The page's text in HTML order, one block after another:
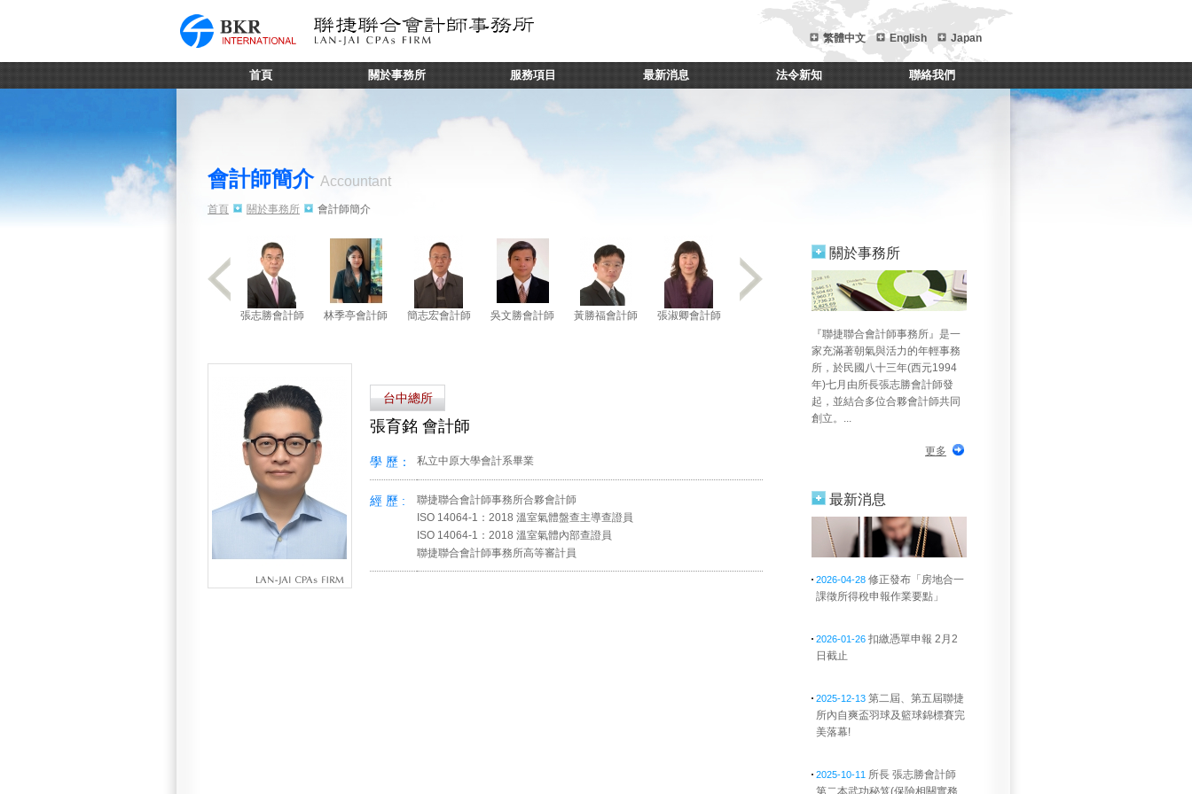
繁體中文 English Japan
首頁 關於事務所 服務項目 最新消息 法令新知 聯絡我們
會計師簡介 Accountant
首頁 關於事務所 會計師簡介
張志勝會計師 林季亭會計師 簡志宏會計師 吳文勝會計師 黃勝福會計師 張淑卿會計師
台中總所
張育銘 會計師
學 歷： 私立中原大學會計系畢業
經 歷 :
聯捷聯合會計師事務所合夥會計師
ISO 14064-1：2018 溫室氣體盤查主導查證員
ISO 14064-1：2018 溫室氣體內部查證員
聯捷聯合會計師事務所高等審計員
關於事務所
『聯捷聯合會計師事務所』是一
家充滿著朝氣與活力的年輕事務
所，於民國八十三年(西元1994
年)七月由所長張志勝會計師發
起，並結合多位合夥會計師共同
創立。...
更多
最新消息
2026-04-28 修正發布「房地合一
課徵所得稅申報作業要點」
2026-01-26 扣繳憑單申報 2月2
日截止
2025-12-13 第二屆、第五屆聯捷
所內自爽盃羽球及籃球錦標賽完
美落幕!
2025-10-11 所長 張志勝會計師
第二本武功秘笈(保險相關實務